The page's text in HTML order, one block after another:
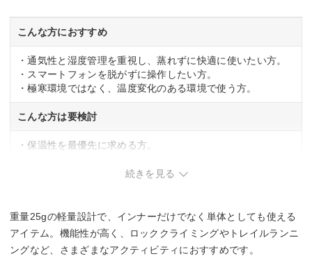
こんな方におすすめ
・通気性と湿度管理を重視し、蒸れずに快適に使いたい方。
・スマートフォンを脱がずに操作したい方。
・極寒環境ではなく、温度変化のある環境で使う方。
こんな方は要検討
・保温性を最優先に求める方。
続きを見る
重量25gの軽量設計で、インナーだけでなく単体としても使える
アイテム。機能性が高く、ロッククライミングやトレイルランニ
ングなど、さまざまなアクティビティにおすすめです。